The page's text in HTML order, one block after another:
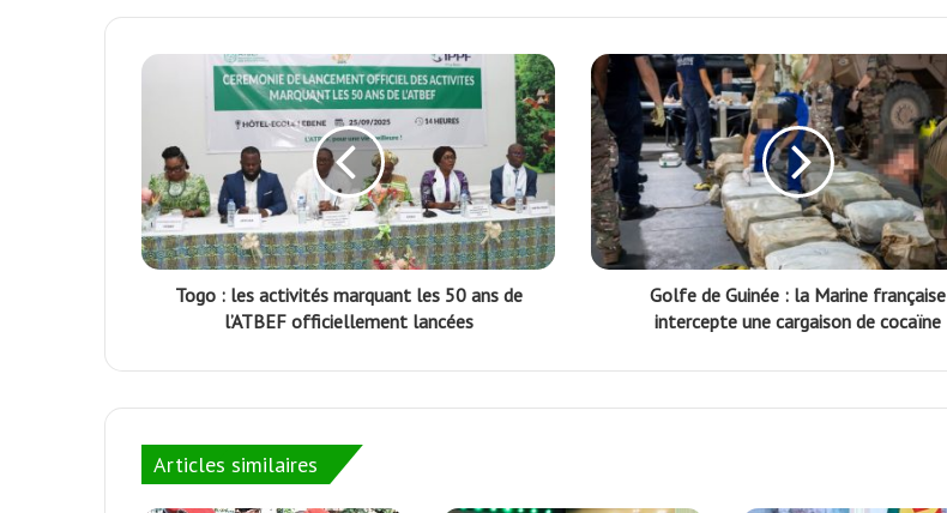
Togo : les activités marquant les 50 ans de
l’ATBEF officiellement lancées
Golfe de Guinée : la Marine française
intercepte une cargaison de cocaïne
Articles similaires